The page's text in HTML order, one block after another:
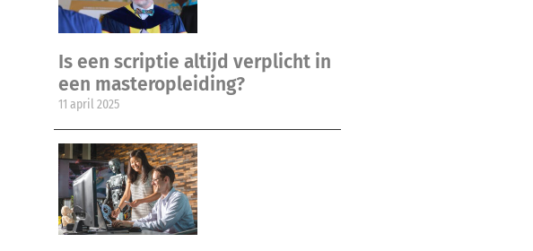
Is een scriptie altijd verplicht in
een masteropleiding?
11 april 2025